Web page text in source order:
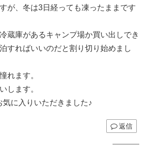
が、冬は3日経っても凍ったままです
蔵庫があるキャンプ場か買い出しでき
すればいいのだと割り切り始めまし
れます。
します。
気に入りいただきました♪
返信